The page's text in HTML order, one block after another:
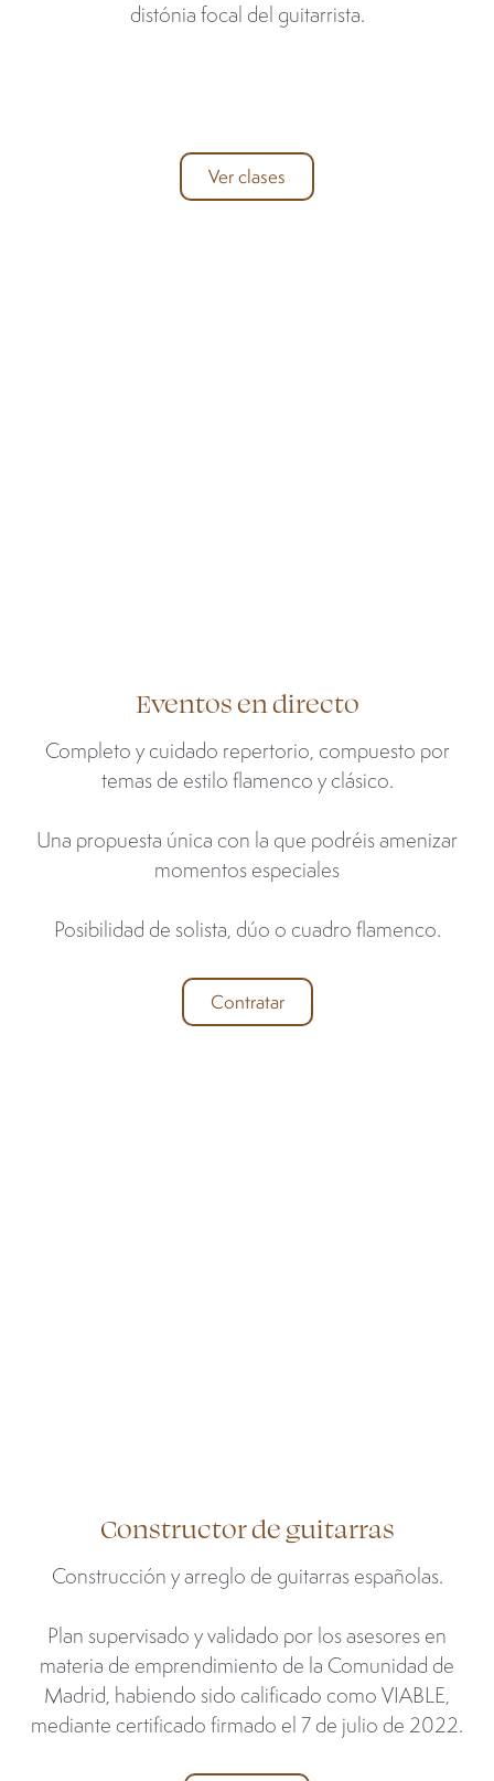
distónia focal del guitarrista.
Ver clases
Eventos en directo
Completo y cuidado repertorio, compuesto por
temas de estilo flamenco y clásico.
Una propuesta única con la que podréis amenizar
momentos especiales
Posibilidad de solista, dúo o cuadro flamenco.
Contratar
Constructor de guitarras
Construcción y arreglo de guitarras españolas.
Plan supervisado y validado por los asesores en
materia de emprendimiento de la Comunidad de
Madrid, habiendo sido calificado como VIABLE,
mediante certificado firmado el 7 de julio de 2022.